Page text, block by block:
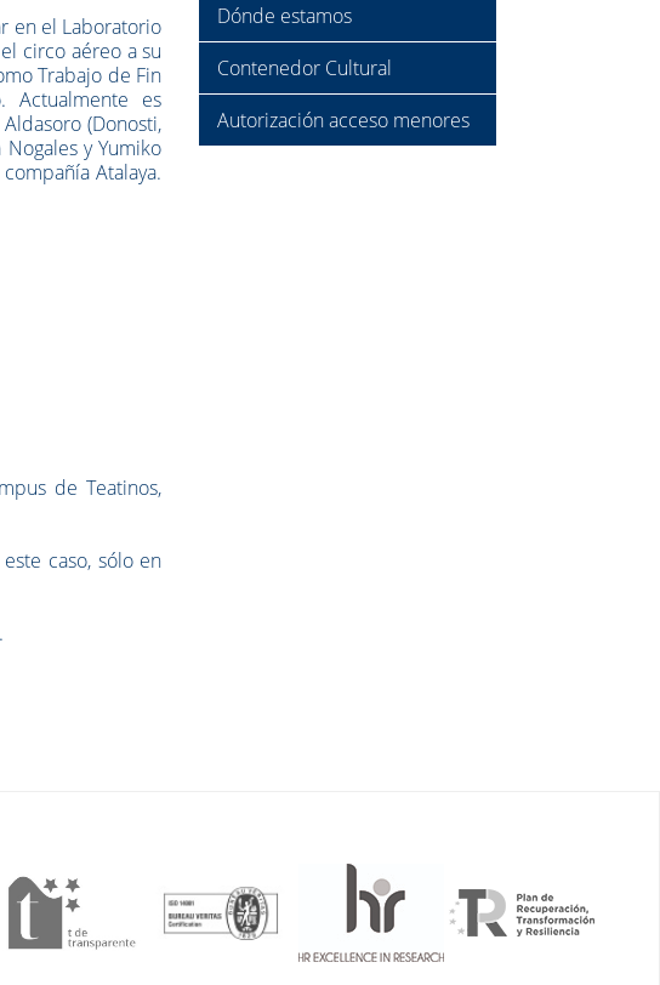
en el Laboratorio
circo aéreo a su
Trabajo de Fin
Actualmente es
(Donosti,
y Yumiko
Atalaya.
de Teatinos,
caso, sólo en
Dónde estamos
Contenedor Cultural
Autorización acceso menores